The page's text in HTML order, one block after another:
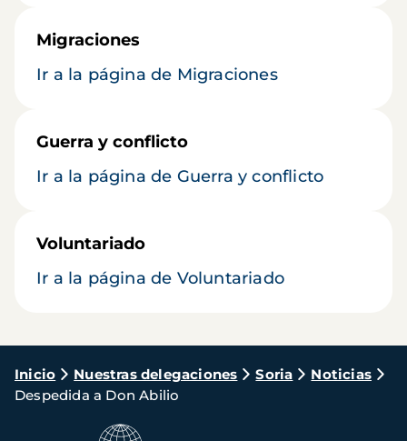
Migraciones
Ir a la página de Migraciones
Guerra y conflicto
Ir a la página de Guerra y conflicto
Voluntariado
Ir a la página de Voluntariado
Ruta
de
navegación
Inicio Nuestras delegaciones Soria
Noticias
Despedida a Don Abilio